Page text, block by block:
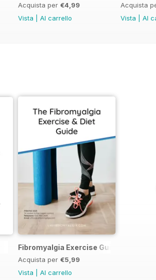
Acquista per €4,99
Vista
Al carrello
Acquista
Vista
Al
Fibromyalgia Exercise Guide
Acquista per €5,99
Vista
Al carrello